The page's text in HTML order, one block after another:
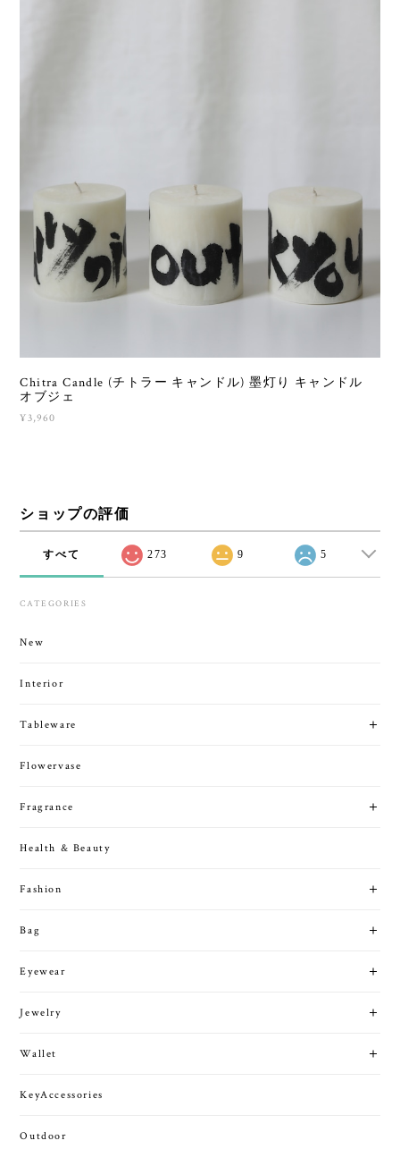
Chitra Candle (チトラー キャンドル) 墨灯り キャンドル
オブジェ
¥3,960
ショップの評価
すべて 273 9 5
CATEGORIES
New
Interior
Tableware
Flowervase
Fragrance
Health & Beauty
Fashion
Bag
Eyewear
Jewelry
Wallet
KeyAccessories
Outdoor